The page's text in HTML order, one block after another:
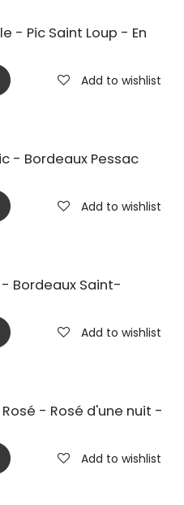
- Pic Saint Loup - En
Add to wishlist
- Bordeaux Pessac
Add to wishlist
Bordeaux Saint-
Add to wishlist
- Rosé d'une nuit -
Add to wishlist